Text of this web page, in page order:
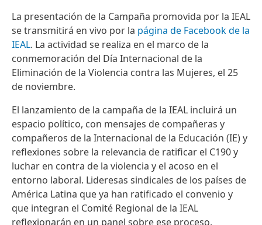
La presentación de la Campaña promovida por la IEAL
se transmitirá en vivo por la página de Facebook de la
IEAL. La actividad se realiza en el marco de la
conmemoración del Día Internacional de la
Eliminación de la Violencia contra las Mujeres, el 25
de noviembre.
El lanzamiento de la campaña de la IEAL incluirá un
espacio político, con mensajes de compañeras y
compañeros de la Internacional de la Educación (IE) y
reflexiones sobre la relevancia de ratificar el C190 y
luchar en contra de la violencia y el acoso en el
entorno laboral. Lideresas sindicales de los países de
América Latina que ya han ratificado el convenio y
que integran el Comité Regional de la IEAL
reflexionarán en un panel sobre ese proceso.